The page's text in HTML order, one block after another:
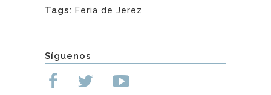
Tags: Feria de Jerez
Síguenos